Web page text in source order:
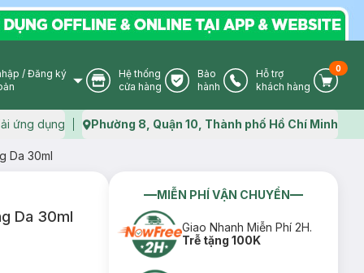
User Icon
/ Đăng ký
Store Icon
Hệ thống
cửa hàng
Warranty Icon
Bảo
hành
Phone Icon
Hỗ trợ
khách hàng
Cart
0
ứng dụng Map icon
Phường 8, Quận 10, Thành phố Hồ Chí Minh
Da 30ml
Da 30ml
MIỄN PHÍ VẬN CHUYỂN
Giao Nhanh Miễn Phí 2H.
Trễ tặng 100K